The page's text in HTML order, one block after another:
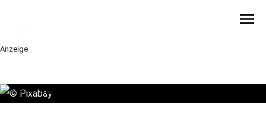
menu
Anzeige
© Pixabay